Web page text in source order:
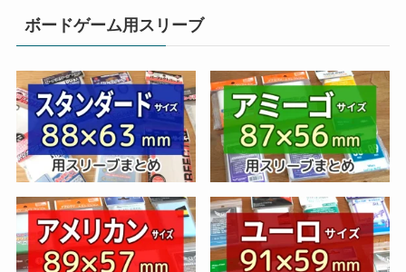
ボードゲーム用スリーブ